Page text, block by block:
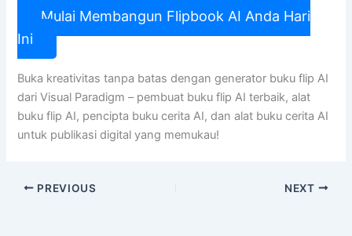
Mulai Membangun Flipbook AI Anda Hari
Ini
Buka kreativitas tanpa batas dengan generator buku flip AI
dari Visual Paradigm – pembuat buku flip AI terbaik, alat
buku flip AI, pencipta buku cerita AI, dan alat buku cerita AI
untuk publikasi digital yang memukau!
PREVIOUS NEXT